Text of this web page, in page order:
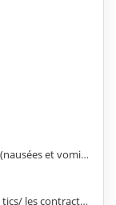
Troubles gastro-intestinaux fonctionnels (nausées et vomissements, spasmes œsophagiens, hyperacidité, côlon irritable)
Spasmes musculaires/ tremblements/ les tics/ les contractures